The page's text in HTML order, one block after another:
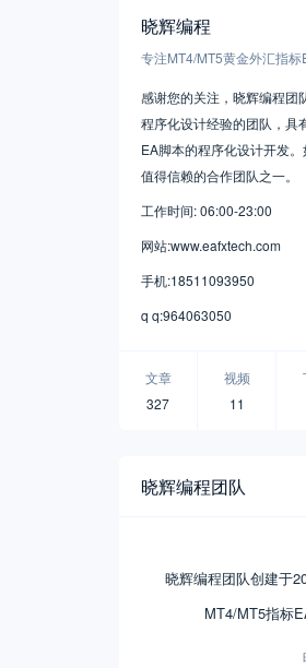
晓辉编程
专注MT4/MT5黄金外汇指标
感谢您的关注，晓辉编程团
程序化设计经验的团队，具
EA脚本的程序化设计开发
值得信赖的合作团队之一。
工作时间: 06:00-23:00
网站:www.eafxtech.com
手机:18511093950
q q:964063050
文章
327
视频
11
晓辉编程团队
晓辉编程团队创建于
MT4/MT5指标